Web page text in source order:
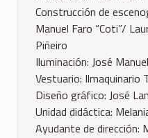
Construcción de
Manuel Faro “Coti”/
Piñeiro
Iluminación: José
Vestuario: Ilmaquinario
Diseño gráfico: José
Unidad didáctica:
Ayudante de dirección: